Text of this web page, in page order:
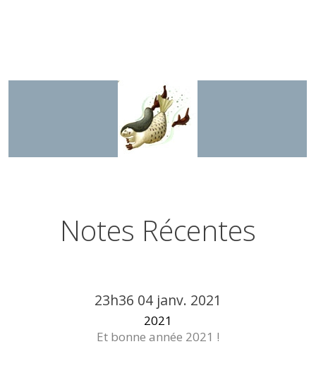
Notes Récentes
23h36 04 janv. 2021
2021
Et bonne année 2021 !